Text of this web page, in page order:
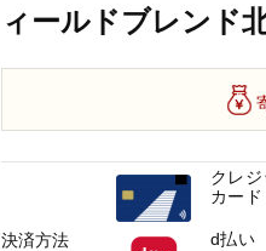
ィールドブレンド
決済方法
クレジ
カード
d払い